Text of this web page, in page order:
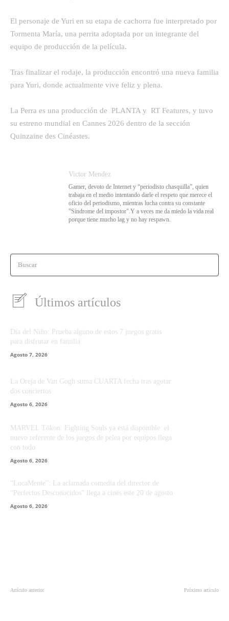
El personaje de Yuri en su etapa de cachorra fue interpretado por
Tormenta María, una perrita adoptada por un integrante del
equipo de producción de la película.
Tras finalizar el rodaje, la producción encontró una nueva familia
para Yuri, donde actualmente vive feliz y plena.
La Perra es una producción de PLANTA y RT Features, y tuvo
su estreno mundial en Cannes 2026 dentro de la sección
Quinzaine des Cinéastes.
Victor Mendez
Gamer, devoto de Internet y “periodisto chasquilla”, quien
trabaja en el medio intentando darle el respeto que merece el
oficio del periodismo, mientras lucha contra su constante
"Síndrome del impostor".Y a veces me da miedo la vida real
porque tiene mucho lag y no hay respawn.
Buscar
Últimos artículos
Día del Niño: Prueba alguno de estos 7 juegos gratis
para disfrutar en familia
Agosto 7, 2026
La Oreja de Van Gogh suma CUARTA fecha tras agotar
dos conciertos
Agosto 6, 2026
MARVEL Tōkon: Fighting Souls ya está disponible: el
nuevo referente de los juegos de pelea por equipos llega
con todo
Agosto 6, 2026
“LocaMente”: La aclamada comedia del director de
“Perfectos Desconocidos” llega a cines este 20 de agosto
Agosto 6, 2026
Artículo anterior Próximo artículo